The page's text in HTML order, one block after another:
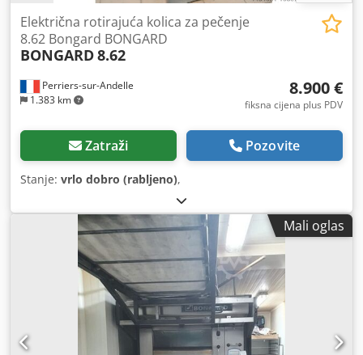
Perriers-sur-Andelle
1.383 km
Električna rotirajuća kolica za pečenje
8.62 Bongard BONGARD
BONGARD8.62
8.900 €
fiksna cijena plus PDV
Zatraži Pozovite
Stanje: vrlo dobro (rabljeno),
Mali oglas